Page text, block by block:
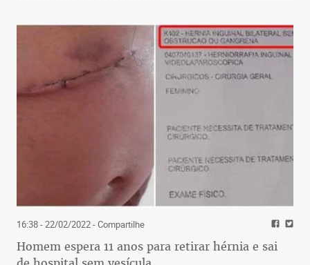
16:38 - 22/02/2022- Compartilhe
Homem espera 11 anos para retirar hérnia e sai